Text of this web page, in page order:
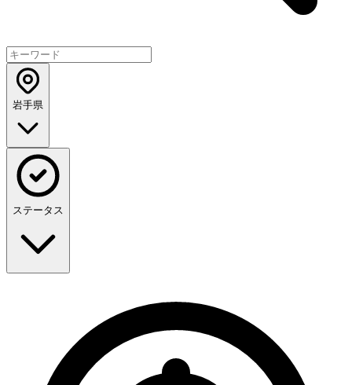
岩手県
ステータス